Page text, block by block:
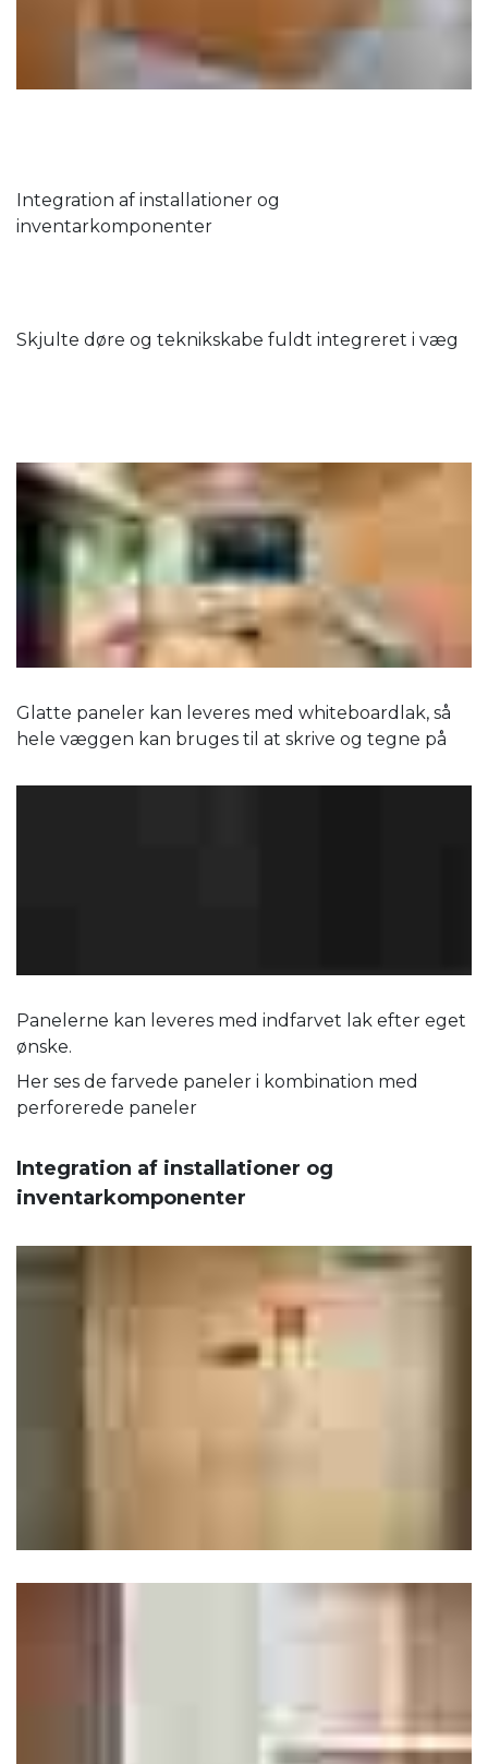
Integration af installationer og
inventarkomponenter
Skjulte døre og teknikskabe fuldt integreret i væg
Glatte paneler kan leveres med whiteboardlak, så
hele væggen kan bruges til at skrive og tegne på
Panelerne kan leveres med indfarvet lak efter eget
ønske.
Her ses de farvede paneler i kombination med
perforerede paneler
Integration af installationer og
inventarkomponenter